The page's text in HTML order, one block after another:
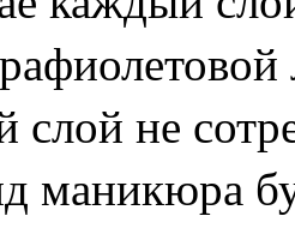
не
маникюра